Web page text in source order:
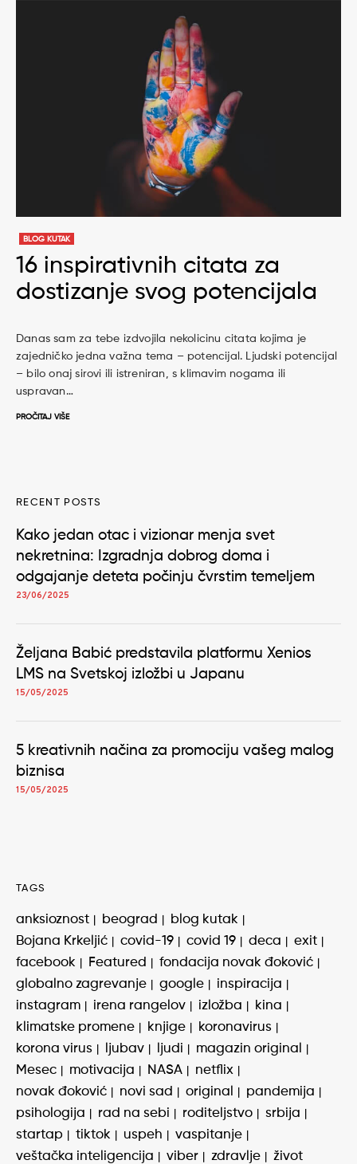
BLOG KUTAK
16 inspirativnih citata za
dostizanje svog potencijala
Danas sam za tebe izdvojila nekolicinu citata kojima je
zajedničko jedna važna tema – potencijal. Ljudski potencijal
– bilo onaj sirovi ili istreniran, s klimavim nogama ili
uspravan…
PROČITAJ VIŠE
RECENT POSTS
Kako jedan otac i vizionar menja svet
nekretnina: Izgradnja dobrog doma i
odgajanje deteta počinju čvrstim temeljem
23/06/2025
Željana Babić predstavila platformu Xenios
LMS na Svetskoj izložbi u Japanu
15/05/2025
5 kreativnih načina za promociju vašeg malog
biznisa
15/05/2025
TAGS
anksioznost beograd
blog kutak
Bojana Krkeljić
covid-19 covid 19 deca
exit
facebook
Featured
fondacija novak đoković
globalno zagrevanje
google
inspiracija
instagram
irena rangelov izložba
kina
klimatske promene
knjige
koronavirus
korona virus
ljubav ljudi
magazin original
Mesec
motivacija NASA
netflix
novak đoković
novi sad original
pandemija
psihologija
rad na sebi roditeljstvo
srbija
startap
tiktok uspeh
vaspitanje
veštačka inteligencija
viber zdravlje život